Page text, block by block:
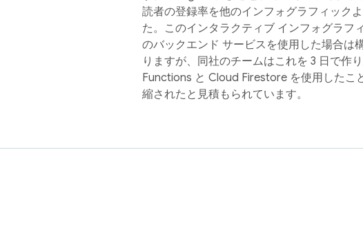
読者の登録率を他のインフォグラフィック
た。このインタラクティブ インフォグラフ
のバックエンド サービスを使用した場合は
りますが、同社のチームはこれを 3 日で作
Functions と Cloud Firestore を使用したこ
縮されたと見積もられています。